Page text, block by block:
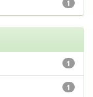
1
1
1